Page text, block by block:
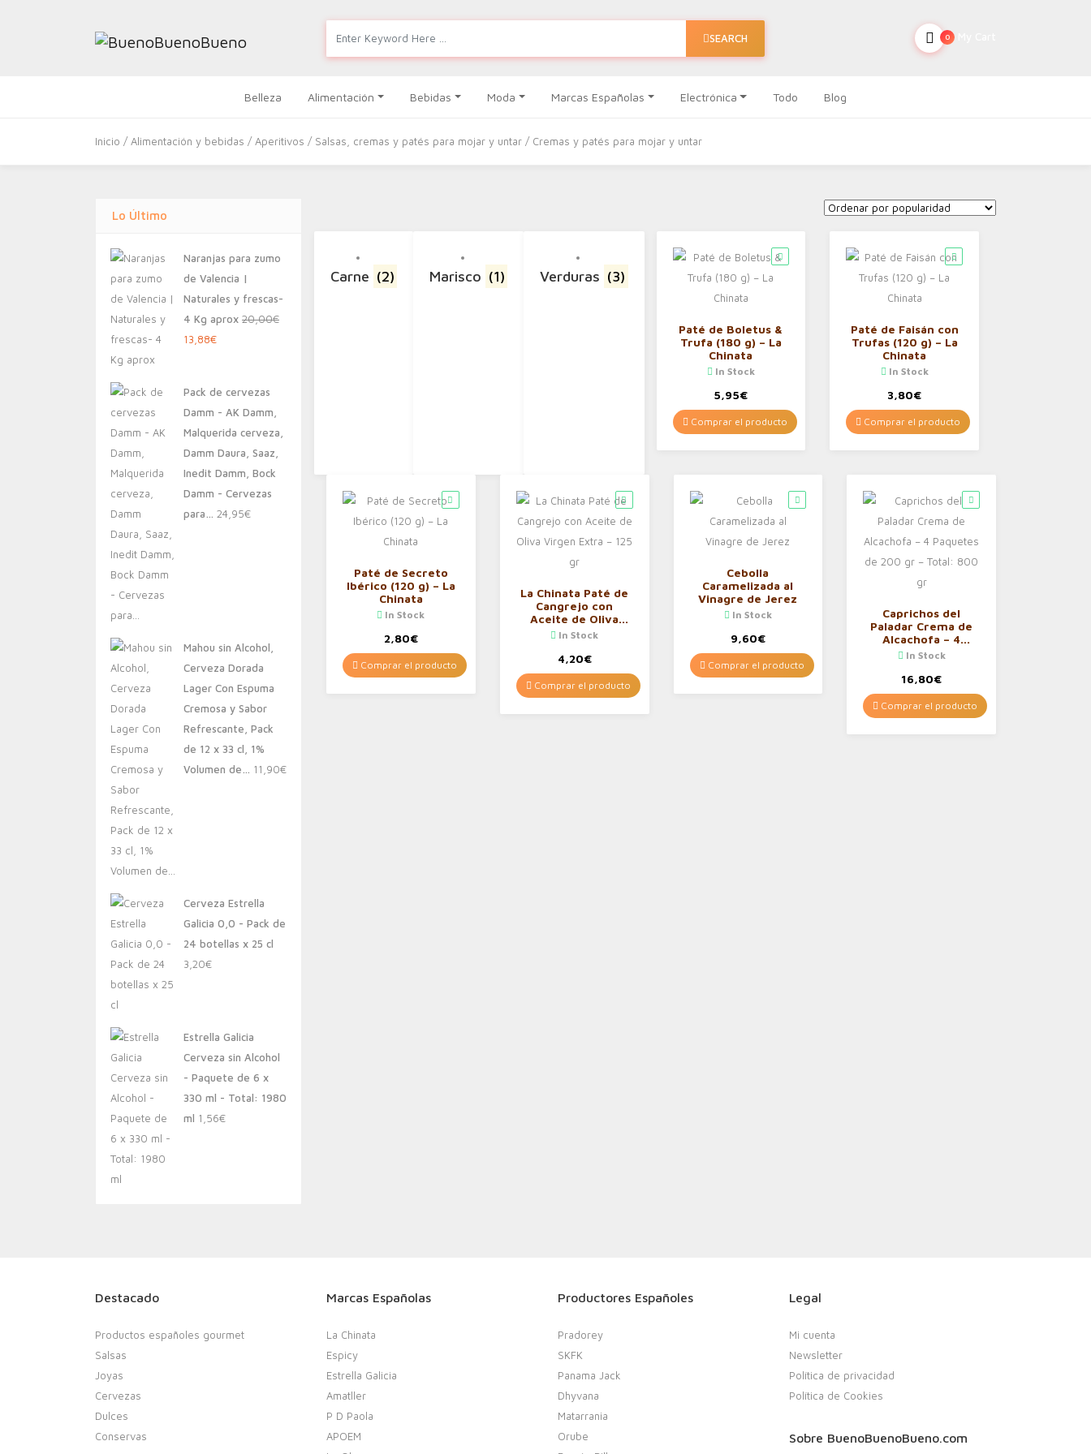
SEARCH 0
Belleza Alimentación Bebidas Moda Marcas Españolas Electrónica Todo Blog
Inicio / Alimentación y bebidas / Aperitivos / Salsas, cremas y patés para mojar y untar / Cremas y patés para mojar y untar
Lo Último
Naranjas para zumo
de Valencia |
Naturales y frescas-
4 Kg aprox 20,00€
El
era:
20,00€.
13,88€El
es:
13,88€.
Pack de cervezas
Damm - AK Damm,
Malquerida cerveza,
Damm Daura, Saaz,
Inedit Damm, Bock
Damm - Cervezas
para… 24,95€
Mahou sin Alcohol,
Cerveza Dorada
Lager Con Espuma
Cremosa y Sabor
Refrescante, Pack
de 12 x 33 cl, 1%
Volumen de… 11,90€
Cerveza Estrella
Galicia 0,0 - Pack de
24 botellas x 25 cl
3,20€
Estrella Galicia
Cerveza sin Alcohol
- Paquete de 6 x
330 ml - Total: 1980
ml 1,56€
Carne (2) Marisco (1) Verduras (3)
Paté de Boletus &
Trufa (180 g) – La
Chinata
In Stock
5,95€
Comprar el producto
Paté de Faisán con
Trufas (120 g) – La
Chinata
In Stock
3,80€
Comprar el producto
Paté de Secreto
Ibérico (120 g) – La
Chinata
In Stock
2,80€
Comprar el producto
La Chinata Paté de
Cangrejo con
Aceite de Oliva
Virgen Extra – 125
In Stock
4,20€
Comprar el producto
Cebolla
Caramelizada al
Vinagre de Jerez
In Stock
9,60€
Comprar el producto
Caprichos del
Paladar Crema de
Alcachofa – 4
Paquetes de 200 gr
In Stock
16,80€
Comprar el producto
Destacado
Productos españoles gourmet
Salsas
Joyas
Cervezas
Dulces
Conservas
Marcas Españolas
La Chinata
Espicy
Estrella Galicia
Amatller
P D Paola
APOEM
Productores Españoles
Pradorey
SKFK
Panama Jack
Dhyvana
Matarrania
Orube
Legal
Mi cuenta
Newsletter
Política de privacidad
Política de Cookies
Sobre BuenoBuenoBueno.com